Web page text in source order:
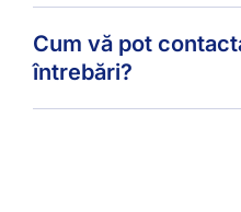
Cum vă pot
întrebări?